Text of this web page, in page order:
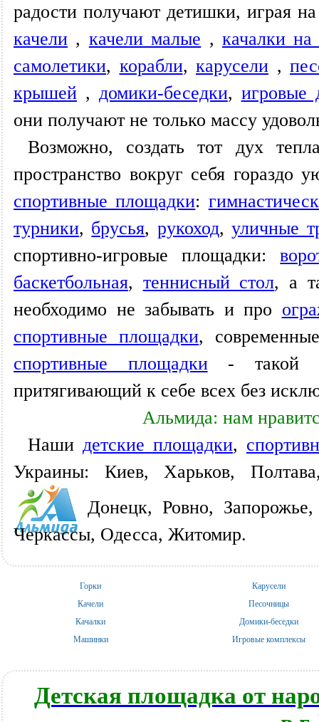
радости получают детишки, играя
качели , качели малые ,качалки
самолетики, корабли, карусели ,
крышей , домики-беседки, игровые
они получают не только массу
Возможно, создать тот дух
пространство вокруг себя гораздо
спортивные площадки:
турники, брусья, рукоход,уличные
спортивно-игровые площадки:
баскетбольная, теннисный стол, а
необходимо не забывать и про
спортивные площадки,
спортивные площадки- такой
притягивающий к себе всех без
Альмида: нам
Наши детские площадки,
Украины: Киев, Харьков,
Донецк, Ровно,
Черкассы, Одесса, Житомир.
Горки
Качели
Качалки
Машинки
Карусели
Песочницы
Домики-беседки
Игровые комплексы
Детская площадка от